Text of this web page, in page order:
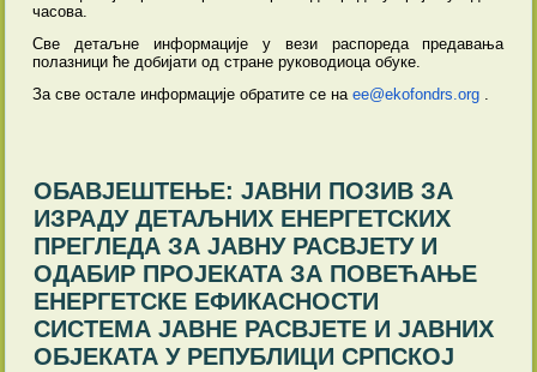
часова.
Све детаљне информације у вези распореда предавања
полазници ће добијати од стране руководиоца обуке.
За све остале информације обратите се наee@ekofondrs.org .
ОБАВЈЕШТЕЊЕ: ЈАВНИ ПОЗИВ ЗА
ИЗРАДУ ДЕТАЉНИХ ЕНЕРГЕТСКИХ
ПРЕГЛЕДА ЗА ЈАВНУ РАСВЈЕТУ И
ОДАБИР ПРОЈЕКАТА ЗА ПОВЕЋАЊЕ
ЕНЕРГЕТСКЕ ЕФИКАСНОСТИ
СИСТЕМА ЈАВНЕ РАСВЈЕТЕ И ЈАВНИХ
ОБЈЕКАТА У РЕПУБЛИЦИ СРПСКОЈ